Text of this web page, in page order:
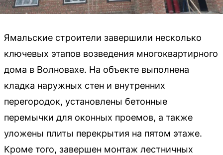
Ямальские строители завершили несколько
ключевых этапов возведения многоквартирного
дома в Волновахе. На объекте выполнена
кладка наружных стен и внутренних
перегородок, установлены бетонные
перемычки для оконных проемов, а также
уложены плиты перекрытия на пятом этаже.
Кроме того, завершен монтаж лестничных